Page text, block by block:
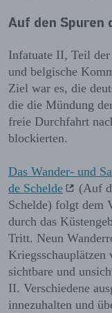
Auf den Spuren
Infatuate II, Teil
und belgische
Ziel war es, die
die die Mündung
freie Durchfahrt
blockierten.
Das Wander- und
de Schelde
(Auf
Schelde) folgt dem
durch das
Tritt. Neun
Kriegsschauplätzen
sichtbare und
II. Verschiedene
innezuhalten und